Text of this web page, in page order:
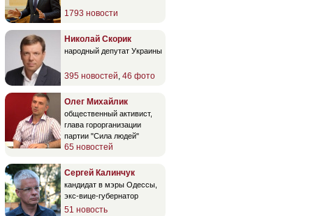
1793 новости
Николай Скорик
народный депутат Украины
395 новостей 46 фото
Олег Михайлик
общественный активист,
глава горорганизации
партии "Сила людей"
65 новостей
Сергей Калинчук
кандидат в мэры Одессы,
экс-вице-губернатор
51 новость